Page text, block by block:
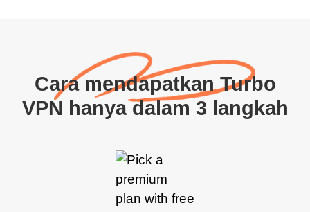
Cara mendapatkan Turbo
VPN hanya dalam 3 langkah